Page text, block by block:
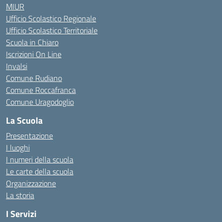
MIUR
Ufficio Scolastico Regionale
Ufficio Scolastico Territoriale
Scuola in Chiaro
Iscrizioni On Line
Invalsi
Comune Rudiano
Comune Roccafranca
Comune Uragodoglio
La Scuola
Presentazione
I luoghi
I numeri della scuola
Le carte della scuola
Organizzazione
La storia
I Servizi